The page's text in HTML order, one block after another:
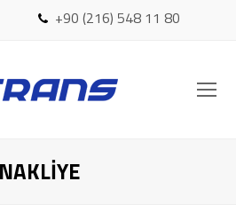
+90 (216) 548 11 80